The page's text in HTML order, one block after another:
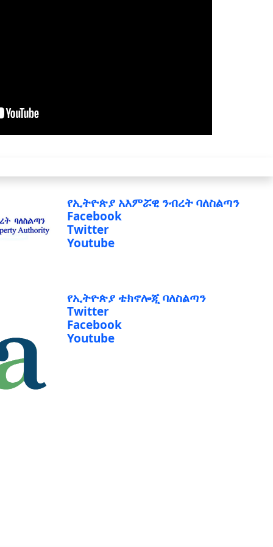
የኢትዮጵያ አእምሯዊ ንብረት ባለስልጣን
Facebook
Twitter
Youtube
የኢትዮጵያ ቴክኖሎጂ ባለስልጣን
Twitter
Facebook
Youtube